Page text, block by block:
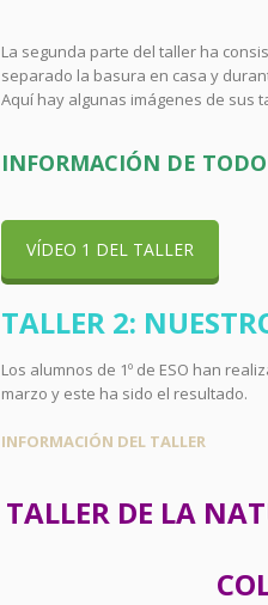
La segunda parte del taller ha
separado la basura en casa y
Aquí hay algunas imágenes de sus
INFORMACIÓN DE
VÍDEO 1 DEL TALLER
TALLER 2:
Los alumnos de 1º de ESO han
marzo y este ha sido el resultado.
INFORMACIÓN DEL TALLER
TALLER DE LA